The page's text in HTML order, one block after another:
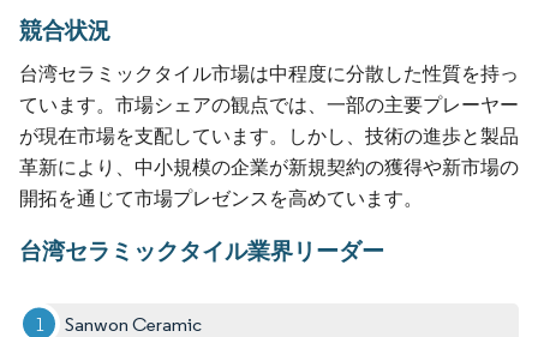
競合状況
台湾セラミックタイル市場は中程度に分散した性質を持っ
ています。市場シェアの観点では、一部の主要プレーヤー
が現在市場を支配しています。しかし、技術の進歩と製品
革新により、中小規模の企業が新規契約の獲得や新市場の
開拓を通じて市場プレゼンスを高めています。
台湾セラミックタイル業界リーダー
Sanwon Ceramic